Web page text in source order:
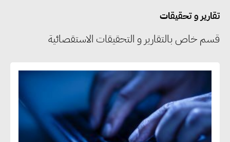
تقارير و تحقيقات
قسم خاص بالتقارير و التحقيقات الاستقصائية